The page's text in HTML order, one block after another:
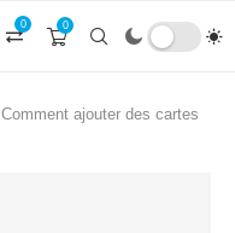
0
0
Comment ajouter des cartes